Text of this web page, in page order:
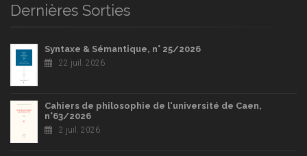
Dernières Sorties
Syntaxe & Sémantique, n° 25/2026
22 juil. 2026
Cahiers de philosophie de l'université de Caen,
n°63/2026
2 juil. 2026